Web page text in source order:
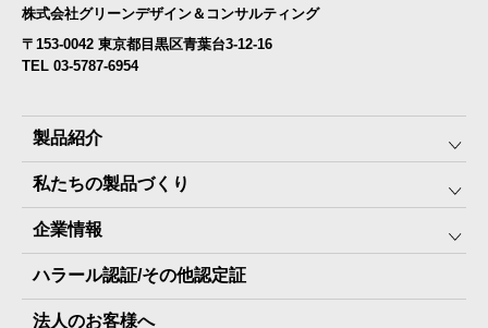
株式会社グリーンデザイン＆コンサルティング
〒153-0042 東京都目黒区青葉台3-12-16
TEL 03-5787-6954
製品紹介
みんなの保存⾷
The Next Dekade10年保存
The Next Dekade7年保存
JARAペットフード7年保存
私たちの製品づくり
SDGSへの取り組み
JARA(ペット⽤防災備蓄⾷)について
地産地消パッケージについて
企業情報
社⻑ご挨拶
ハラール認証/その他認定証
法人のお客様へ